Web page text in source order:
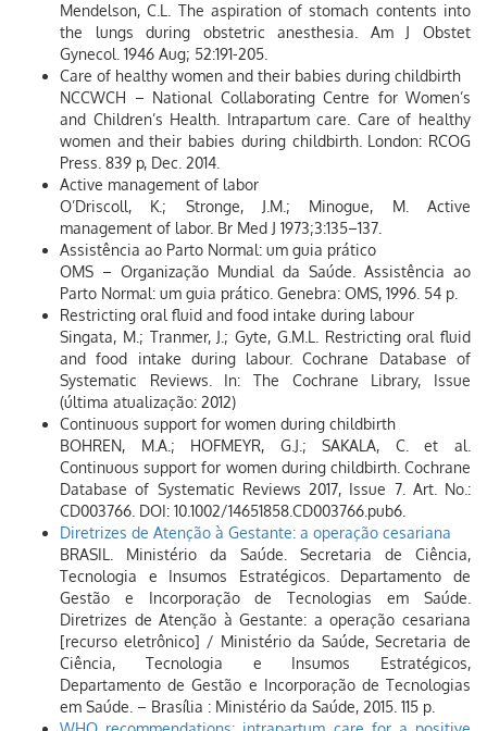
Mendelson, C.L. The aspiration of stomach contents into
the lungs during obstetric anesthesia. Am J Obstet
Gynecol. 1946 Aug; 52:191-205.
Care of healthy women and their babies during childbirth
NCCWCH – National Collaborating Centre for Women’s
and Children’s Health. Intrapartum care. Care of healthy
women and their babies during childbirth. London: RCOG
Press. 839 p, Dec. 2014.
Active management of labor
O’Driscoll, K.; Stronge, J.M.; Minogue, M. Active
management of labor. Br Med J 1973;3:135–137.
Assistência ao Parto Normal: um guia prático
OMS – Organização Mundial da Saúde. Assistência ao
Parto Normal: um guia prático. Genebra: OMS, 1996. 54 p.
Restricting oral fluid and food intake during labour
Singata, M.; Tranmer, J.; Gyte, G.M.L. Restricting oral fluid
and food intake during labour. Cochrane Database of
Systematic Reviews. In: The Cochrane Library, Issue
(última atualização: 2012)
Continuous support for women during childbirth
BOHREN, M.A.; HOFMEYR, G.J.; SAKALA, C. et al.
Continuous support for women during childbirth. Cochrane
Database of Systematic Reviews 2017, Issue 7. Art. No.:
CD003766. DOI: 10.1002/14651858.CD003766.pub6.
Diretrizes de Atenção à Gestante: a operação cesariana
BRASIL. Ministério da Saúde. Secretaria de Ciência,
Tecnologia e Insumos Estratégicos. Departamento de
Gestão e Incorporação de Tecnologias em Saúde.
Diretrizes de Atenção à Gestante: a operação cesariana
[recurso eletrônico] / Ministério da Saúde, Secretaria de
Ciência, Tecnologia e Insumos Estratégicos,
Departamento de Gestão e Incorporação de Tecnologias
em Saúde. – Brasília : Ministério da Saúde, 2015. 115 p.